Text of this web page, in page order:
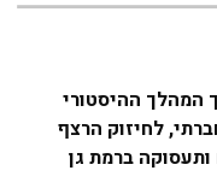
המהלך ההיסטורי
לחיזוק הרצף
ותעסוקה ברמת גן